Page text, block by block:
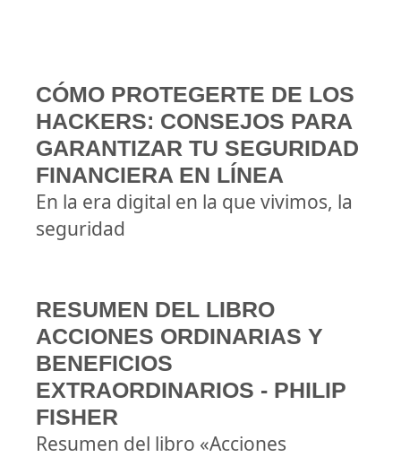
CÓMO PROTEGERTE DE LOS
HACKERS: CONSEJOS PARA
GARANTIZAR TU SEGURIDAD
FINANCIERA EN LÍNEA
En la era digital en la que vivimos, la
seguridad
RESUMEN DEL LIBRO
ACCIONES ORDINARIAS Y
BENEFICIOS
EXTRAORDINARIOS - PHILIP
FISHER
Resumen del libro «Acciones